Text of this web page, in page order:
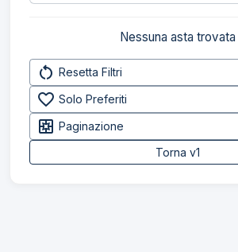
Nessuna asta trovata
restart_alt Resetta Filtri
favorite_border Solo Preferiti
pages Paginazione
Torna v1